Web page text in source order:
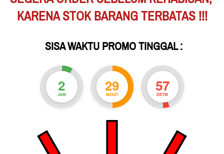
KARENA STOK BARANG TERBATAS !!!
SISA WAKTU PROMO TINGGAL :
2
JAM 29
MENIT 55
DETIK